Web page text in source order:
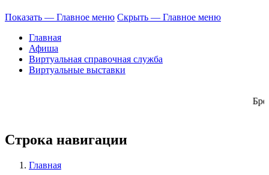
Показать — Главное меню Скрыть — Главное меню
Главная
Афиша
Виртуальная справочная служба
Виртуальные выставки
ЧИТАТЬ!
Строка навигации
Главная